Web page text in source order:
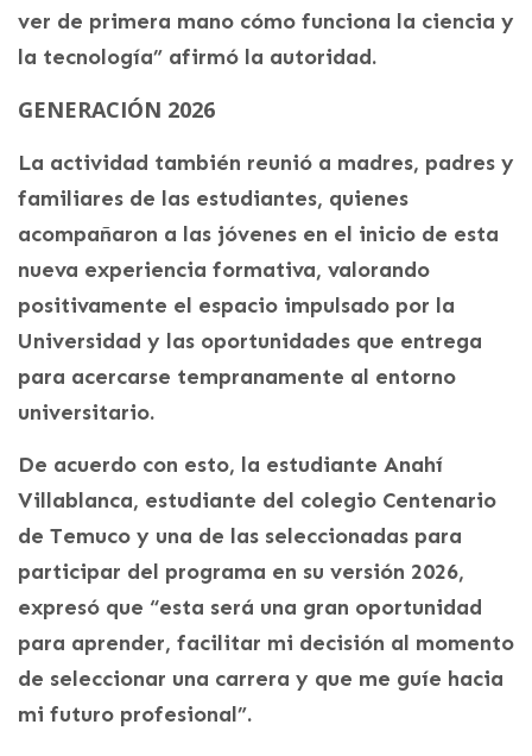
ver de primera mano cómo funciona la ciencia y
la tecnología” afirmó la autoridad.
GENERACIÓN 2026
La actividad también reunió a madres, padres y
familiares de las estudiantes, quienes
acompañaron a las jóvenes en el inicio de esta
nueva experiencia formativa, valorando
positivamente el espacio impulsado por la
Universidad y las oportunidades que entrega
para acercarse tempranamente al entorno
universitario.
De acuerdo con esto, la estudiante Anahí
Villablanca, estudiante del colegio Centenario
de Temuco y una de las seleccionadas para
participar del programa en su versión 2026,
expresó que “esta será una gran oportunidad
para aprender, facilitar mi decisión al momento
de seleccionar una carrera y que me guíe hacia
mi futuro profesional”.